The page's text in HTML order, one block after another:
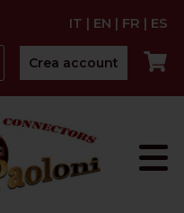
IT | EN | FR | ES
Crea account